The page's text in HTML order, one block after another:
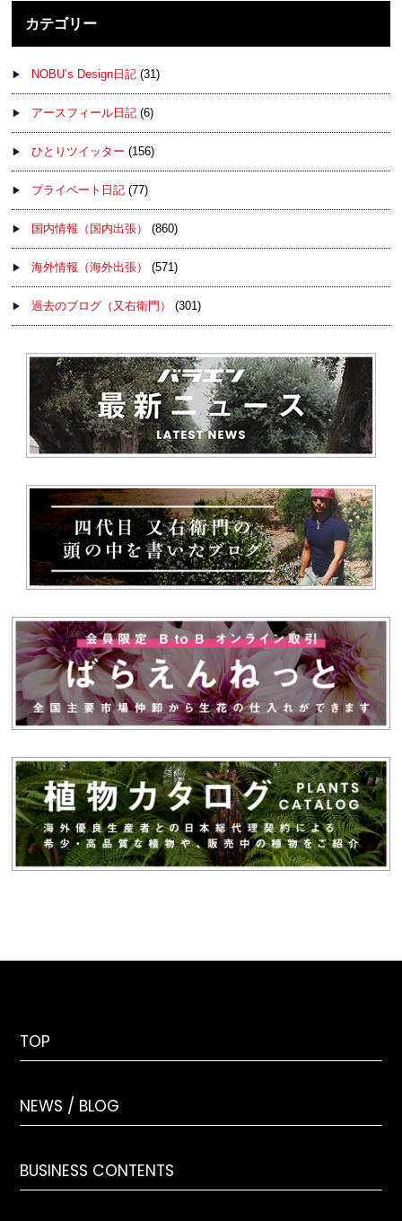
カテゴリー
NOBU’s Design日記 (31)
アースフィール日記 (6)
ひとりツイッター (156)
プライベート日記 (77)
国内情報（国内出張） (860)
海外情報（海外出張） (571)
過去のブログ（又右衛門） (301)
TOP
NEWS / BLOG
BUSINESS CONTENTS